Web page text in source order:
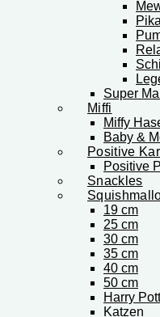
Super
Miffi
Miffy
Baby &
Positive
Positive
Snackles
19 cm
25 cm
30 cm
35 cm
40 cm
50 cm
Harry
Katzen